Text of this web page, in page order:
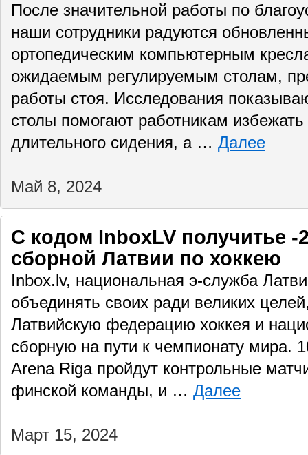
После значительной работы по
наши сотрудники радуются
ортопедическим компьютерным
ожидаемым регулируемым столам,
работы стоя. Исследования
столы помогают работникам
длительного сидения, а … Далее
Май 8, 2024
С кодом InboxLV получитьe -
сборной Латвии по хоккею
Inbox.lv, национальная э-служба
объединять своих ради великих
Латвийскую федерацию хоккея и
сборную на пути к чемпионату мира.
Arena Riga пройдут контрольные
финской команды, и … Далее
Март 15, 2024